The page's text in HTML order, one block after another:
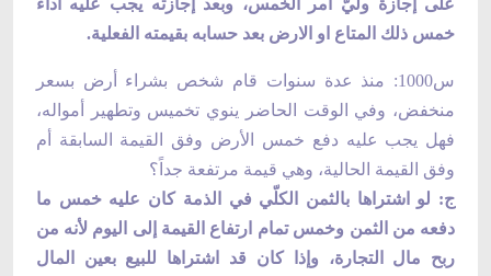
على إجازة وليّ أمر الخمس، وبعد إجازته يجب عليه أداء
خمس ذلك المتاع او الارض بعد حسابه بقيمته الفعلية.
س1000: منذ عدة سنوات قام شخص بشراء أرض بسعر
منخفض، وفي الوقت الحاضر ينوي تخميس وتطهير أمواله،
فهل يجب عليه دفع خمس الأرض وفق القيمة السابقة أم
وفق القيمة الحالية، وهي قيمة مرتفعة جداً؟
ج: لو اشتراها بالثمن الكلّي في الذمة كان عليه خمس ما
دفعه من الثمن وخمس تمام ارتفاع القيمة إلى اليوم لأنه من
ربح مال التجارة، وإذا كان قد اشتراها للبيع بعين المال